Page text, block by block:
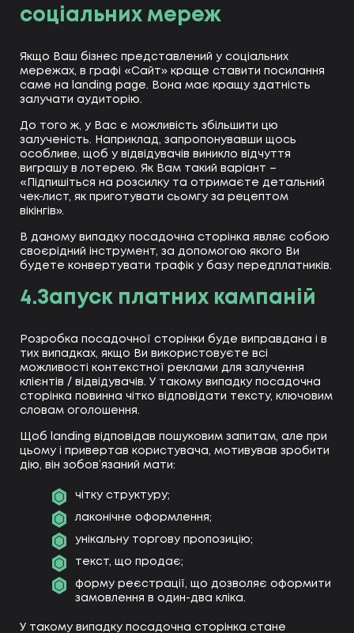
соціальних мереж
Якщо Ваш бізнес представлений у соціальних
мережах, в графі «Сайт» краще ставити посилання
саме на landing page. Вона має кращу здатність
залучати аудиторію.
До того ж, у Вас є можливість збільшити цю
залученість. Наприклад, запропонувавши щось
особливе, щоб у відвідувачів виникло відчуття
виграшу в лотерею. Як Вам такий варіант –
«Підпишіться на розсилку та отримаєте детальний
чек-лист, як приготувати сьомгу за рецептом
вікінгів».
В даному випадку посадочна сторінка являє собою
своєрідний інструмент, за допомогою якого Ви
будете конвертувати трафік у базу передплатників.
4.Запуск платних кампаній
Розробка посадочної сторінки буде виправдана і в
тих випадках, якщо Ви використовуєте всі
можливості контекстної реклами для залучення
клієнтів / відвідувачів. У такому випадку посадочна
сторінка повинна чітко відповідати тексту, ключовим
словам оголошення.
Щоб landing відповідав пошуковим запитам, але при
цьому і привертав користувача, мотивував зробити
дію, він зобов’язаний мати:
чітку структуру;
лаконічне оформлення;
унікальну торгову пропозицію;
текст, що продає;
форму реєстрації, що дозволяє оформити
замовлення в один-два кліка.
У такому випадку посадочна сторінка стане